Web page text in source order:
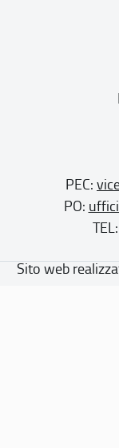
PEC:
PO:
Sito web